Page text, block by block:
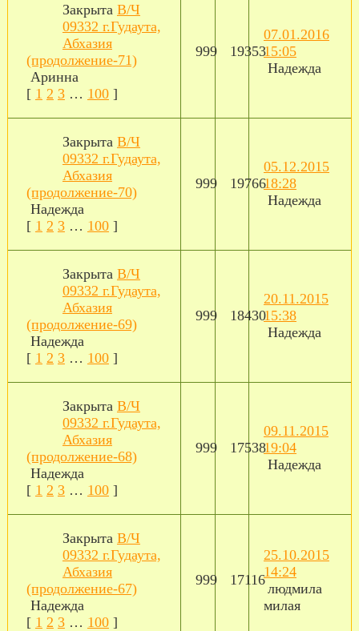
Закрыта В/Ч
09332 г.Гудаута,
Абхазия
(продолжение-71)
Аринна
[ 1 2 3 … 100 ]
999 19353
07.01.2016
15:05
Надежда
Закрыта В/Ч
09332 г.Гудаута,
Абхазия
(продолжение-70)
Надежда
[ 1 2 3 … 100 ]
999 19766
05.12.2015
18:28
Надежда
Закрыта В/Ч
09332 г.Гудаута,
Абхазия
(продолжение-69)
Надежда
[ 1 2 3 … 100 ]
999 18430
20.11.2015
15:38
Надежда
Закрыта В/Ч
09332 г.Гудаута,
Абхазия
(продолжение-68)
Надежда
[ 1 2 3 … 100 ]
999 17538
09.11.2015
19:04
Надежда
Закрыта В/Ч
09332 г.Гудаута,
Абхазия
(продолжение-67)
Надежда
[ 1 2 3 … 100 ]
999 17116
25.10.2015
14:24
людмила
милая